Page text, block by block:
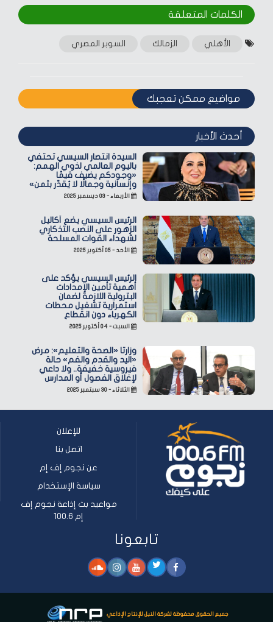
الكلمات المتعلقة‎
الأهلي الزمالك السوبر المصري
مواضيع ممكن تعجبك
أحدث الأخبار
السيدة انتصار السيسي تحتفي
باليوم العالمي لذوي الهمم:
«وجودكم يضيف قيمًا
وإنسانية وجمالًا لا يُقدّر بثمن»
الأربعاء - ٠٣ ديسمبر ٢٠٢٥
الرئيس السيسي يضع أكاليل
الزهور على النصب التذكاري
لشهداء القوات المسلحة
الأحد - ٠٥ أكتوبر ٢٠٢٥
الرئيس السيسي يؤكد على
أهمية تأمين الإمدادات
البترولية اللازمة لضمان
استمرارية تشغيل محطات
الكهرباء دون انقطاع
السبت - ٠٤ أكتوبر ٢٠٢٥
وزارتا «الصحة والتعليم»: مرض
«اليد والقدم والفم» حالة
فيروسية خفيفة.. ولا داعي
لإغلاق الفصول أو المدارس
الثلاثاء - ٣٠ سبتمبر ٢٠٢٥
للإعلان
اتصل بنا
عن نجوم إف إم
سياسة الإستخدام
مواعيد بث إذاعة نجوم إف
إم 100.6
تابعونا
جميع الحقوق محفوظة لشركة النيل للإنتاج الإذاعي